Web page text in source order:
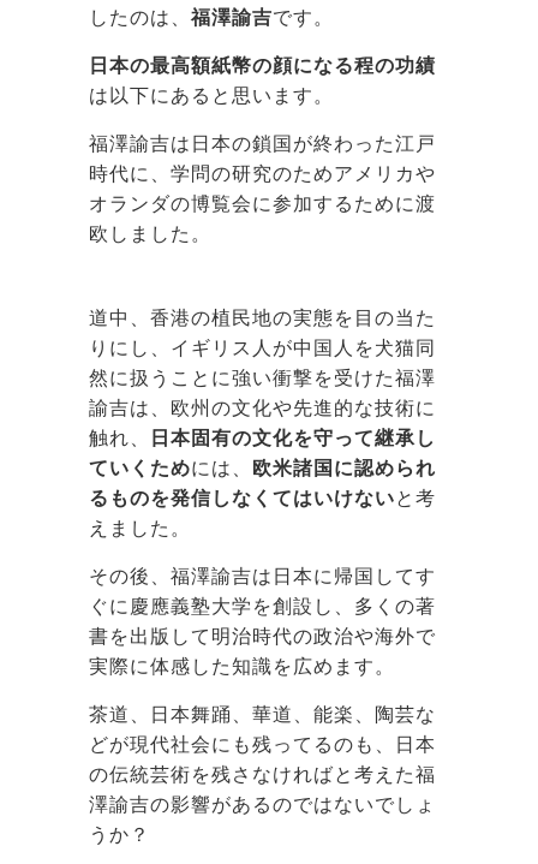
したのは、 福澤諭吉です。
日本の最高額紙幣の顔になる程の功績
は以下にあると思います。
福澤諭吉は日本の鎖国が終わった江戸
時代に、学問の研究のためアメリカや
オランダの博覧会に参加するために渡
欧しました。
道中、香港の植民地の実態を目の当た
りにし、イギリス人が中国人を犬猫同
然に扱うことに強い衝撃を受けた福澤
諭吉は、欧州の文化や先進的な技術に
触れ、
日本固有の文化を守って継承し
ていくためには、
欧米諸国に認められ
るものを発信しなくてはいけないと考
えました。
その後、福澤諭吉は日本に帰国してす
ぐに慶應義塾大学を創設し、多くの著
書を出版して明治時代の政治や海外で
実際に体感した知識を広めます。
茶道、日本舞踊、華道、能楽、陶芸な
どが現代社会にも残ってるのも、日本
の伝統芸術を残さなければと考えた福
澤諭吉の影響があるのではないでしょ
うか？